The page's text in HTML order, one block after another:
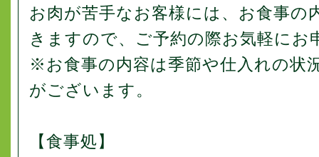
お肉が苦手なお客様には、お食事の
きますので、ご予約の際お気軽にお
※お食事の内容は季節や仕入れの状
がございます。
【食事処】